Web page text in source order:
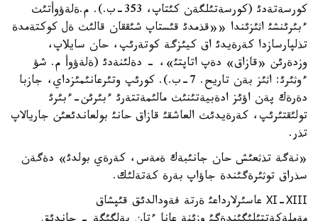
كورسةتةدئ (كورسةتئلگةن كئتاپ، 353-ب.). م.ةلةؤوأتئث
ءبئرئنشئ اثئزئندا ««قذمدئ قئستاپ شئققان قالئث ةل كوكتةمدة
تذلپارسازدا كةرةيدئ اق كيئزگة كوتةرئپ، حان سايلاپ،
وزدةرئن «قازاق» دةپ اتاپتئ»، - دةلئنةدئ (ةلةؤوأ م. شؤ
ءوثئرئ: اثئز بةن تاريح. 7-ب.). كورئپ وتئرعانئمئزداي، جازبا
دةرةك پةن اؤئز ادةبيةتئنئث مالئمةتتةرئ ءبئرئن-ءبئرئ
تولئقتئرئپ، كةرةيدئث العاشقئ قازاق حانئ بولعاندئعئن جاريالاپ
تذر.
«نةگة تذثعئش حان جانئبةك ةمةس، كةرةي بولدئ» دةگةن
سذراق توثئرةگئندة جاؤاپ بةرة كةتةلئك.
ХІ-ХІІІ عاسئرلارداعئ ةرتة فةودالدئق قئپشاق